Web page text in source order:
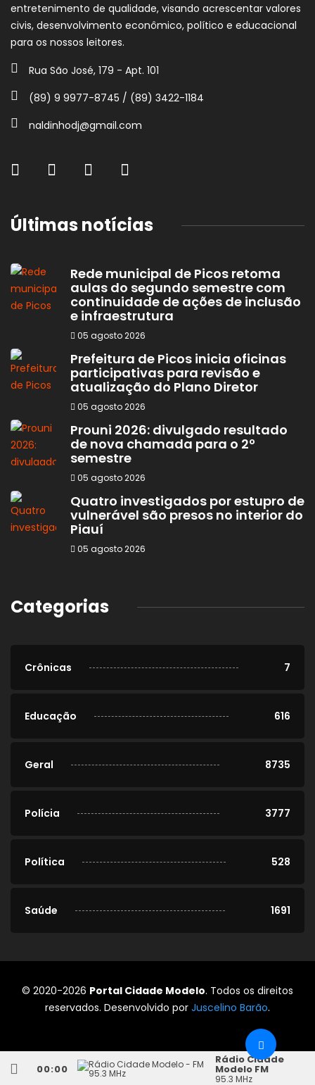
00:00
Rádio Cidade
Modelo FM
95.3 MHz
entretenimento de qualidade, visando acrescentar valores
civis, desenvolvimento econômico, político e educacional
para os nossos leitores.
Rua São José, 179 - Apt. 101
(89) 9 9977-8745 / (89) 3422-1184
naldinhodj@gmail.com
Últimas notícias
Rede municipal de Picos retoma
aulas do segundo semestre com
continuidade de ações de inclusão
e infraestrutura
05 agosto 2026
Prefeitura de Picos inicia oficinas
participativas para revisão e
atualização do Plano Diretor
05 agosto 2026
Prouni 2026: divulgado resultado
de nova chamada para o 2º
semestre
05 agosto 2026
Quatro investigados por estupro de
vulnerável são presos no interior do
Piauí
05 agosto 2026
Categorias
Crônicas 7
Educação 616
Geral 8735
Polícia 3777
Política 528
Saúde 1691
© 2020-2026 Portal Cidade Modelo. Todos os direitos
reservados. Desenvolvido por Juscelino Barão.